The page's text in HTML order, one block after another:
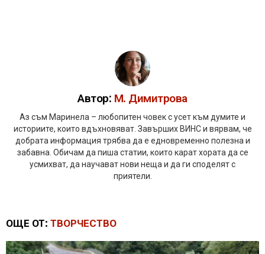
Автор: М. Димитрова
Аз съм Маринела – любопитен човек с усет към думите и
историите, които вдъхновяват. Завърших ВИНС и вярвам, че
добрата информация трябва да е едновременно полезна и
забавна. Обичам да пиша статии, които карат хората да се
усмихват, да научават нови неща и да ги споделят с
приятели.
ОЩЕ ОТ: ТВОРЧЕСТВО